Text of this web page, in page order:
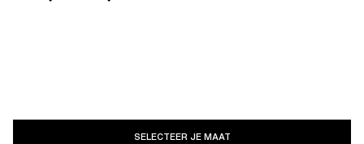
SELECTEER JE MAAT